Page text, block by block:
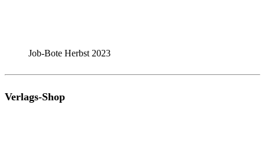
Job-Bote Herbst 2023
Verlags-Shop